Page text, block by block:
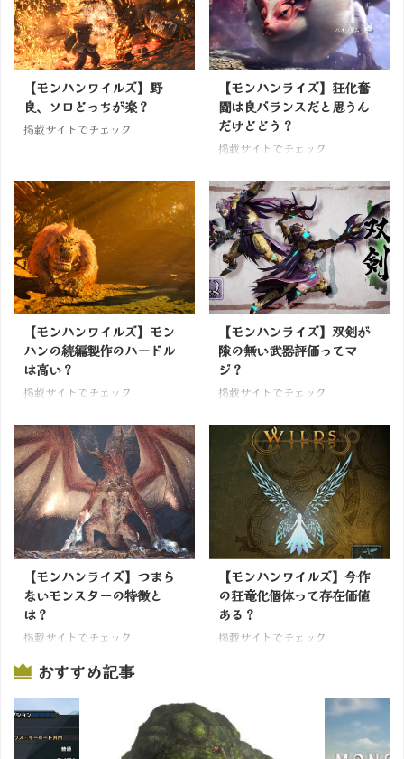
【モンハンワイルズ】野
良、ソロどっちが楽？
掲載サイトでチェック
【モンハンライズ】狂化奮
闘は良バランスだと思うん
だけどどう？
掲載サイトでチェック
【モンハンワイルズ】モン
ハンの続編製作のハードル
は高い？
掲載サイトでチェック
【モンハンライズ】双剣が
隙の無い武器評価ってマ
ジ？
掲載サイトでチェック
【モンハンライズ】つまら
ないモンスターの特徴と
は？
掲載サイトでチェック
【モンハンワイルズ】今作
の狂竜化個体って存在価値
ある？
掲載サイトでチェック
おすすめ記事